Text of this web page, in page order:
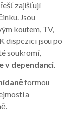
zajišťují
Jsou
koutem, TV,
dispozici jsou po
soukromí,
v dependanci.
formou
a